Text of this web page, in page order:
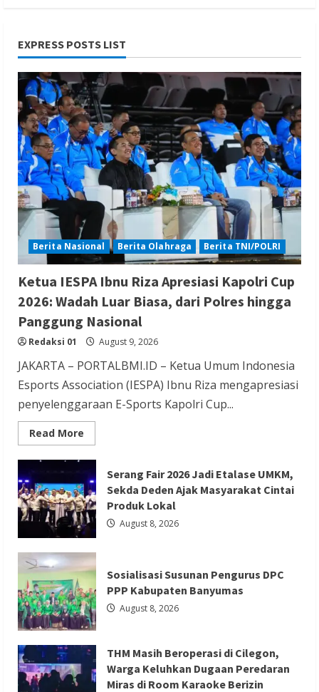
Berita Trending
Serang Fair 2026 Jadi Etalase UMKM,
Sekda Deden Ajak Masyarakat Cintai
Produk Lokal
Redaksi 01 August 8, 2026
Berita Nasional Berita Politik Berita Terbaru
Sosialisasi Susunan Pengurus DPC PPP
Kabupaten Banyumas
Redaksi 01 August 8, 2026
Berita Terbaru
THM Masih Beroperasi di Cilegon, Warga
Keluhkan Dugaan Peredaran Miras di
Room Karaoke Berizin Restoran
Redaksi 01
Berita Ekonomi dan Bisnis
Berita Trending
GIIAS Education Day Menjadi Sarana
EXPRESS POSTS LIST
Berita Nasional Berita Olahraga Berita TNI/POLRI
Ketua IESPA Ibnu Riza Apresiasi Kapolri Cup
2026: Wadah Luar Biasa, dari Polres hingga
Panggung Nasional
Redaksi 01 August 9, 2026
JAKARTA – PORTALBMI.ID – Ketua Umum Indonesia
Esports Association (IESPA) Ibnu Riza mengapresiasi
penyelenggaraan E-Sports Kapolri Cup...
Read More
more
Ketua
IESPA
Ibnu
Riza
Apresiasi
Kapolri
Cup
2026:
Wadah
Luar
Biasa,
dari
Polres
hingga
Panggung
Nasional
Serang Fair 2026 Jadi Etalase UMKM,
Sekda Deden Ajak Masyarakat Cintai
Produk Lokal
August 8, 2026
Sosialisasi Susunan Pengurus DPC
PPP Kabupaten Banyumas
August 8, 2026
THM Masih Beroperasi di Cilegon,
Warga Keluhkan Dugaan Peredaran
Miras di Room Karaoke Berizin